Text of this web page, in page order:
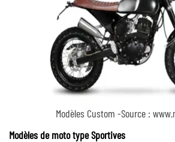
Modèles Custom -Source :
Modèles de moto type Sportives